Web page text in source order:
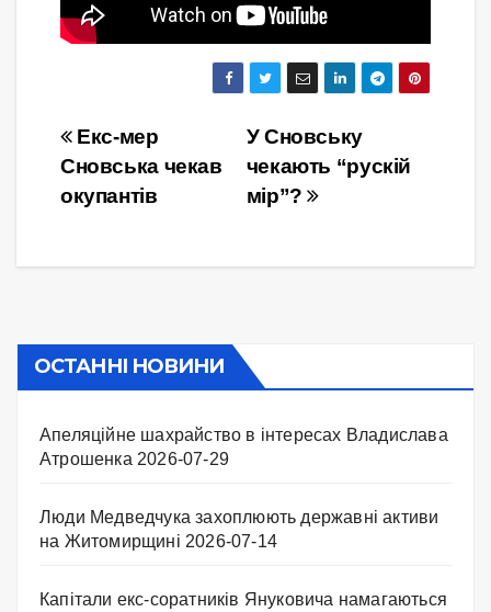
Навігація
записів
У Сновську
чекають “рускій
мір”?
Екс-мер
Сновська чекав
окупантів
ОСТАННІ НОВИНИ
Апеляційне шахрайство в інтересах Владислава
Атрошенка 2026-07-29
Люди Медведчука захоплюють державні активи
на Житомирщині 2026-07-14
Капітали екс-соратників Януковича намагаються